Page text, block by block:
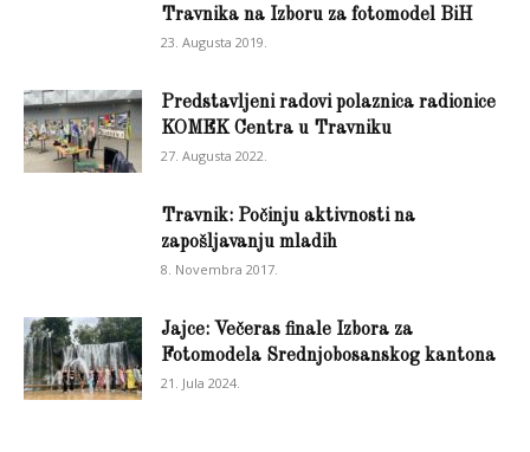
Travnika na Izboru za fotomodel BiH
23. Augusta 2019.
Predstavljeni radovi polaznica radionice
KOMEK Centra u Travniku
27. Augusta 2022.
Travnik: Počinju aktivnosti na
zapošljavanju mladih
8. Novembra 2017.
Jajce: Večeras finale Izbora za
Fotomodela Srednjobosanskog kantona
21. Jula 2024.